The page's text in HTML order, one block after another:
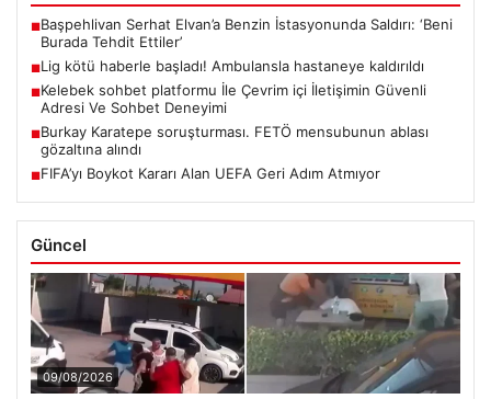
■Başpehlivan Serhat Elvan’a Benzin İstasyonunda Saldırı: ‘Beni
Burada Tehdit Ettiler’
■Lig kötü haberle başladı! Ambulansla hastaneye kaldırıldı
■Kelebek sohbet platformu İle Çevrim içi İletişimin Güvenli
Adresi Ve Sohbet Deneyimi
■Burkay Karatepe soruşturması. FETÖ mensubunun ablası
gözaltına alındı
■FIFA’yı Boykot Kararı Alan UEFA Geri Adım Atmıyor
Güncel
09/08/2026